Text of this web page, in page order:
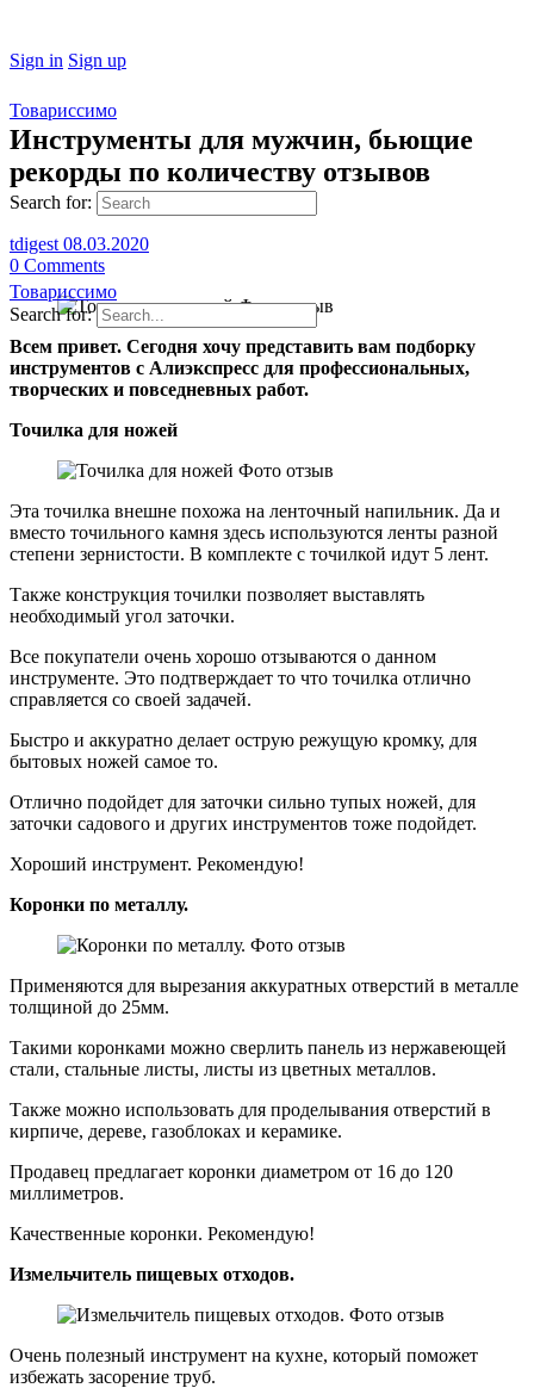
Sign in Sign up
Товариссимо
Search for:
Товариссимо
Search for:
Инструменты для мужчин, бьющие
рекорды по количеству отзывов
tdigest 08.03.2020
0 Comments
Всем привет. Сегодня хочу представить вам подборку
инструментов с Алиэкспресс для профессиональных,
творческих и повседневных работ.
Точилка для ножей
Эта точилка внешне похожа на ленточный напильник. Да и
вместо точильного камня здесь используются ленты разной
степени зернистости. В комплекте с точилкой идут 5 лент.
Также конструкция точилки позволяет выставлять
необходимый угол заточки.
Все покупатели очень хорошо отзываются о данном
инструменте. Это подтверждает то что точилка отлично
справляется со своей задачей.
Быстро и аккуратно делает острую режущую кромку, для
бытовых ножей самое то.
Отлично подойдет для заточки сильно тупых ножей, для
заточки садового и других инструментов тоже подойдет.
Хороший инструмент. Рекомендую!
Коронки по металлу.
Применяются для вырезания аккуратных отверстий в металле
толщиной до 25мм.
Такими коронками можно сверлить панель из нержавеющей
стали, стальные листы, листы из цветных металлов.
Также можно использовать для проделывания отверстий в
кирпиче, дереве, газоблоках и керамике.
Продавец предлагает коронки диаметром от 16 до 120
миллиметров.
Качественные коронки. Рекомендую!
Измельчитель пищевых отходов.
Очень полезный инструмент на кухне, который поможет
избежать засорение труб.